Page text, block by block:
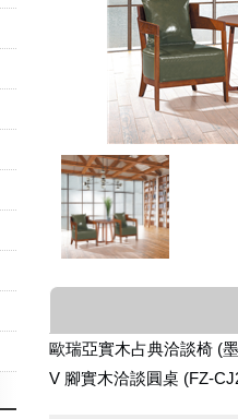
歐瑞亞實木占典洽談椅 (
V 腳實木洽談圓桌 (FZ-